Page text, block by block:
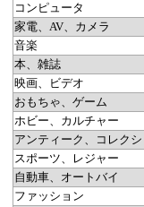
コンピュータ
家電、AV、カメラ
音楽
本、雑誌
映画、ビデオ
おもちゃ、ゲーム
ホビー、カルチャー
アンティーク、コレク
スポーツ、レジャー
自動車、オートバイ
ファッション